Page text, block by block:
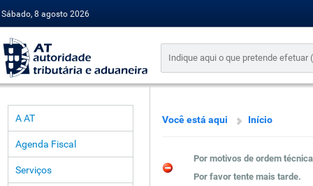
Sábado, 8 agosto 2026
A AT
Agenda Fiscal
Serviços
Você está aqui Início
Por motivos de ordem
Por favor tente mais tarde.